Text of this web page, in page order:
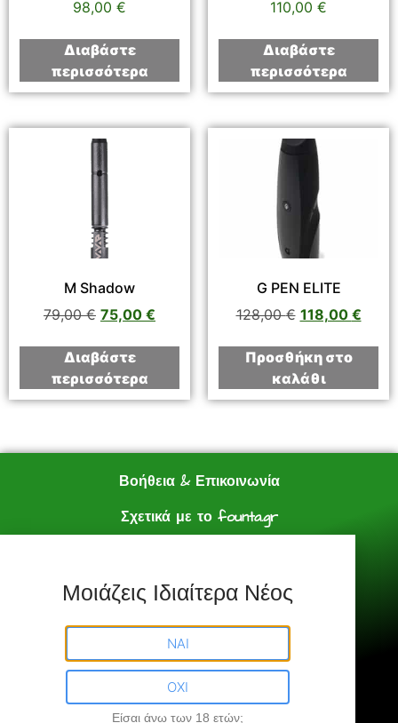
98,00 €
Διαβάστε
περισσότερα
110,00 €
Διαβάστε
περισσότερα
M Shadow
79,00€ 75,00 €
Διαβάστε
περισσότερα
G PEN ELITE
128,00€ 118,00 €
Προσθήκη στο
καλάθι
Βοήθεια & Επικοινωνία
Σχετικά με το founta.gr
Πολιτική Αγορών
Μοιάζεις Ιδιαίτερα Νέος
ΝΑΙ
ΟΧΙ
Είσαι άνω των 18 ετών;